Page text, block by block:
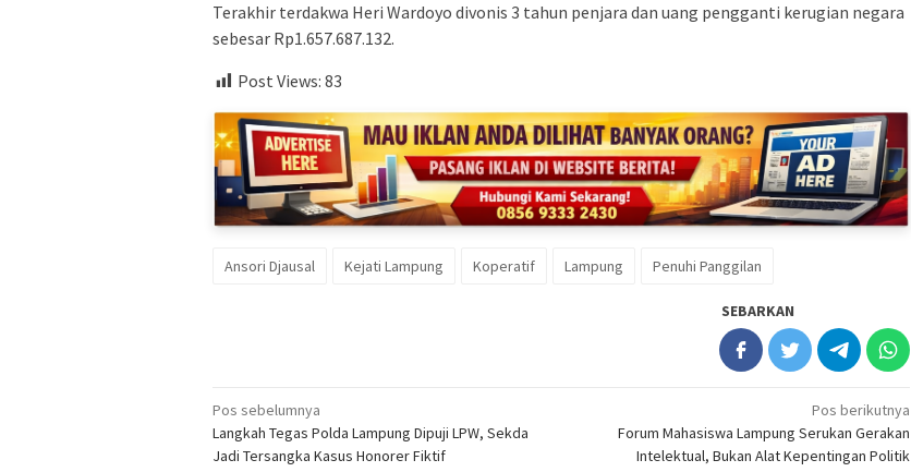
Terakhir terdakwa Heri Wardoyo divonis 3 tahun penjara dan uang pengganti kerugian negara
sebesar Rp1.657.687.132.
Post Views: 83
Ansori Djausal Kejati Lampung Koperatif Lampung Penuhi Panggilan
SEBARKAN
Navigasi
pos
Pos sebelumnya
Langkah Tegas Polda Lampung Dipuji LPW, Sekda
Jadi Tersangka Kasus Honorer Fiktif
Pos berikutnya
Forum Mahasiswa Lampung Serukan Gerakan
Intelektual, Bukan Alat Kepentingan Politik